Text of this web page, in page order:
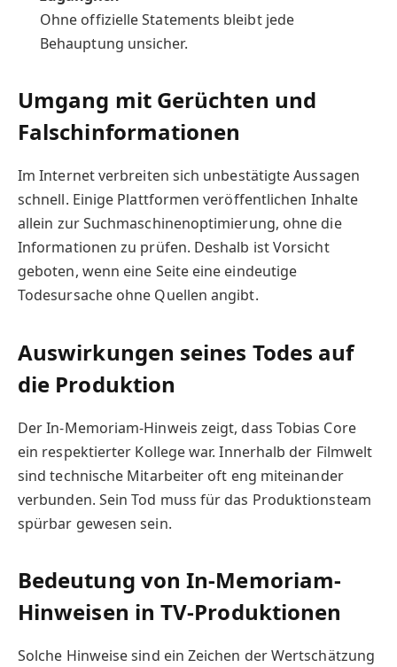
Ohne offizielle Statements bleibt jede
Behauptung unsicher.
Umgang mit Gerüchten und
Falschinformationen
Im Internet verbreiten sich unbestätigte Aussagen
schnell. Einige Plattformen veröffentlichen Inhalte
allein zur Suchmaschinenoptimierung, ohne die
Informationen zu prüfen. Deshalb ist Vorsicht
geboten, wenn eine Seite eine eindeutige
Todesursache ohne Quellen angibt.
Auswirkungen seines Todes auf
die Produktion
Der In-Memoriam-Hinweis zeigt, dass Tobias Core
ein respektierter Kollege war. Innerhalb der Filmwelt
sind technische Mitarbeiter oft eng miteinander
verbunden. Sein Tod muss für das Produktionsteam
spürbar gewesen sein.
Bedeutung von In-Memoriam-
Hinweisen in TV-Produktionen
Solche Hinweise sind ein Zeichen der Wertschätzung